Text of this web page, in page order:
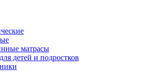
матрасы
детей и подростков